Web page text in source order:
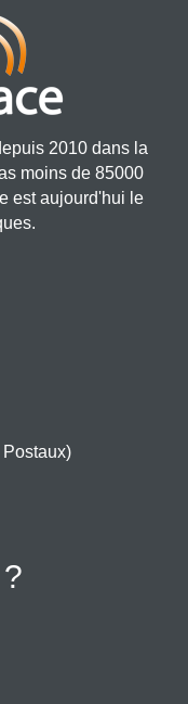
2010 dans la
moins de 85000
est aujourd'hui le